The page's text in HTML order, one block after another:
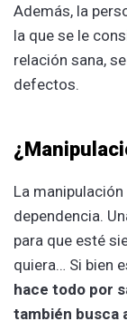
Además, la
la que se le
relación sana,
defectos.
La
dependencia.
para que esté
quiera… Si bien
hace todo por
también busca